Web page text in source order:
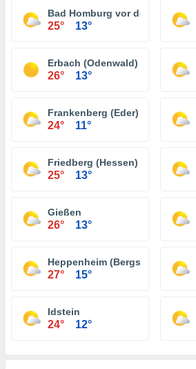
Bad Homburg vor der Höhe
25° 13°
Erbach (Odenwald)
26° 13°
Frankenberg (Eder)
24° 11°
Friedberg (Hessen)
25° 13°
Gießen
26° 13°
Heppenheim (Bergstraße)
27° 15°
Idstein
24° 12°